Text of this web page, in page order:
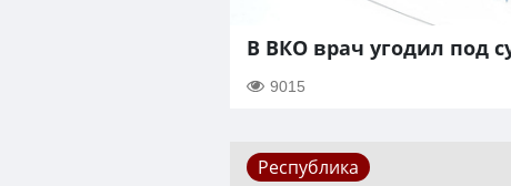
В ВКО врач угодил под
9015
Республика